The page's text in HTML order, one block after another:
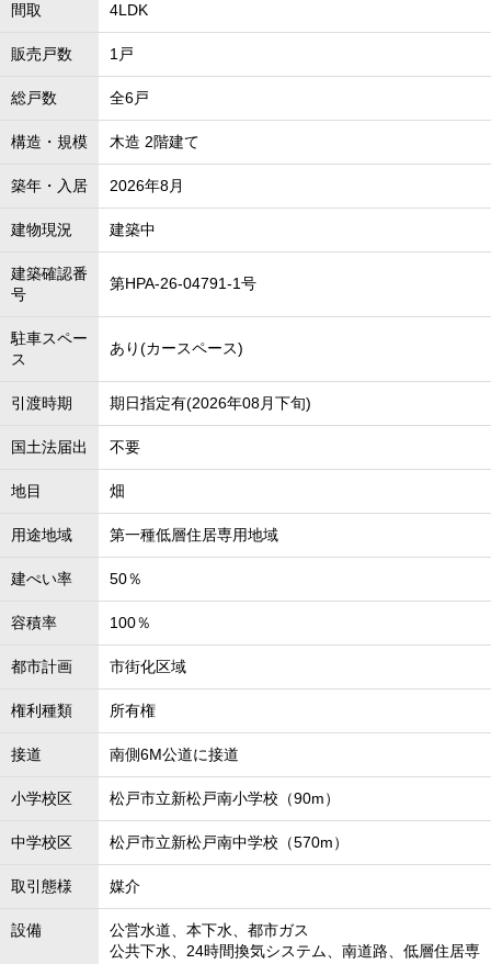
間取 4LDK
販売戸数 1戸
総戸数 全6戸
構造・規模 木造 2階建て
築年・入居 2026年8月
建物現況 建築中
建築確認番
号
第HPA-26-04791-1号
駐車スペー
ス
あり(カースペース)
引渡時期 期日指定有(2026年08月下旬)
国土法届出 不要
地目 畑
用途地域 第一種低層住居専用地域
建ぺい率 50％
容積率 100％
都市計画 市街化区域
権利種類 所有権
接道 南側6M公道に接道
小学校区 松戸市立新松戸南小学校（90m）
中学校区 松戸市立新松戸南中学校（570m）
取引態様 媒介
設備
公営水道、本下水、都市ガス
公共下水、24時間換気システム、南道路、低層住居専